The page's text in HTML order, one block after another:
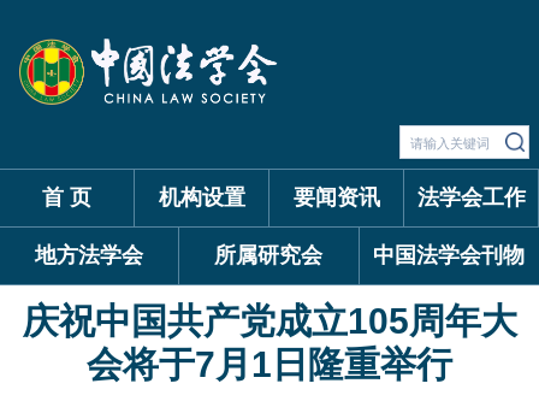
首 页 机构设置 要闻资讯 法学会工作
地方法学会 所属研究会 中国法学会刊物
庆祝中国共产党成立105周年大
会将于7月1日隆重举行